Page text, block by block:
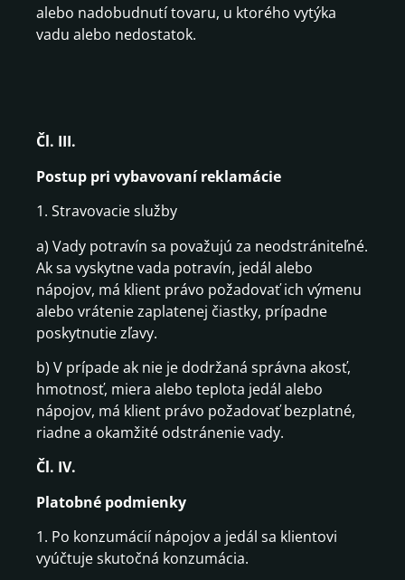
alebo nadobudnutí tovaru, u ktorého vytýka
vadu alebo nedostatok.
Čl. III.
Postup pri vybavovaní reklamácie
1. Stravovacie služby
a) Vady potravín sa považujú za neodstrániteľné.
Ak sa vyskytne vada potravín, jedál alebo
nápojov, má klient právo požadovať ich výmenu
alebo vrátenie zaplatenej čiastky, prípadne
poskytnutie zľavy.
b) V prípade ak nie je dodržaná správna akosť,
hmotnosť, miera alebo teplota jedál alebo
nápojov, má klient právo požadovať bezplatné,
riadne a okamžité odstránenie vady.
Čl. IV.
Platobné podmienky
1. Po konzumácií nápojov a jedál sa klientovi
vyúčtuje skutočná konzumácia.